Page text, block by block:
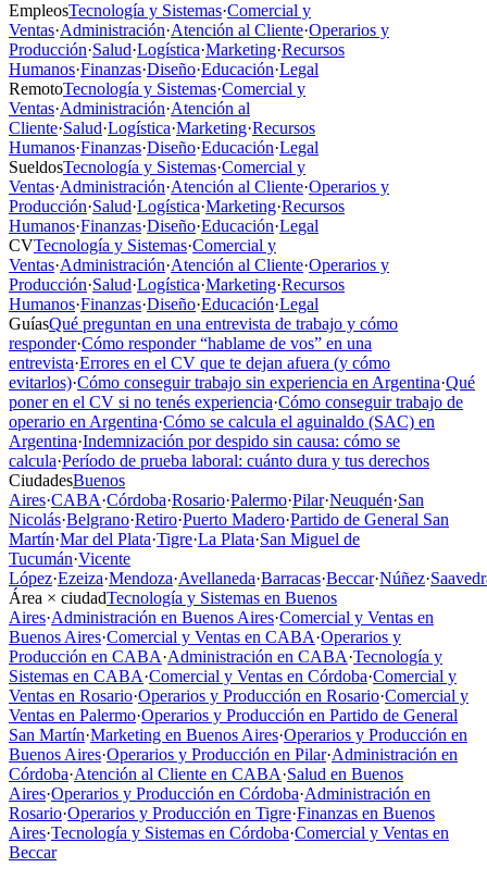
EmpleosTecnología y Sistemas·Comercial y
Ventas·Administración·Atención al Cliente·Operarios y
Producción·Salud·Logística·Marketing·Recursos
Humanos·Finanzas·Diseño·Educación·Legal
RemotoTecnología y Sistemas·Comercial y
Ventas·Administración·Atención al
Cliente·Salud·Logística·Marketing·Recursos
Humanos·Finanzas·Diseño·Educación·Legal
SueldosTecnología y Sistemas·Comercial y
Ventas·Administración·Atención al Cliente·Operarios y
Producción·Salud·Logística·Marketing·Recursos
Humanos·Finanzas·Diseño·Educación·Legal
CVTecnología y Sistemas·Comercial y
Ventas·Administración·Atención al Cliente·Operarios y
Producción·Salud·Logística·Marketing·Recursos
Humanos·Finanzas·Diseño·Educación·Legal
GuíasQué preguntan en una entrevista de trabajo y cómo
responder·Cómo responder “hablame de vos” en una
entrevista·Errores en el CV que te dejan afuera (y cómo
evitarlos)·Cómo conseguir trabajo sin experiencia en Argentina·Qué
poner en el CV si no tenés experiencia·Cómo conseguir trabajo de
operario en Argentina·Cómo se calcula el aguinaldo (SAC) en
Argentina·Indemnización por despido sin causa: cómo se
calcula·Período de prueba laboral: cuánto dura y tus derechos
CiudadesBuenos
Aires·CABA·Córdoba·Rosario·Palermo·Pilar·Neuquén·San
Nicolás·Belgrano·Retiro·Puerto Madero·Partido de General San
Martín·Mar del Plata·Tigre·La Plata·San Miguel de
Tucumán·Vicente
López·Ezeiza·Mendoza·Avellaneda·Barracas·Beccar·Núñez·
Área × ciudadTecnología y Sistemas en Buenos
Aires·Administración en Buenos Aires·Comercial y Ventas en
Buenos Aires·Comercial y Ventas en CABA·Operarios y
Producción en CABA·Administración en CABA·Tecnología y
Sistemas en CABA·Comercial y Ventas en Córdoba·Comercial y
Ventas en Rosario·Operarios y Producción en Rosario·Comercial y
Ventas en Palermo·Operarios y Producción en Partido de General
San Martín·Marketing en Buenos Aires·Operarios y Producción en
Buenos Aires·Operarios y Producción en Pilar·Administración en
Córdoba·Atención al Cliente en CABA·Salud en Buenos
Aires·Operarios y Producción en Córdoba·Administración en
Rosario·Operarios y Producción en Tigre·Finanzas en Buenos
Aires·Tecnología y Sistemas en Córdoba·Comercial y Ventas en
Beccar